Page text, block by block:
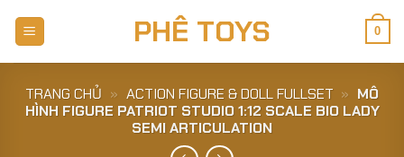
PHÊ TOYS 0
TRANG CHỦ » ACTION FIGURE & DOLL FULLSET » MÔ
HÌNH FIGURE PATRIOT STUDIO 1:12 SCALE BIO LADY
SEMI ARTICULATION